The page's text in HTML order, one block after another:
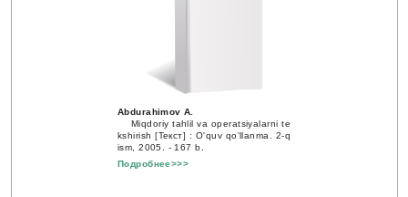
Abdurahimov A.
Miqdoriy tahlil va operatsiyalarni te
kshirish [Текст] : O'quv qo'llanma. 2-q
ism, 2005. - 167 b.
Подробнее>>>